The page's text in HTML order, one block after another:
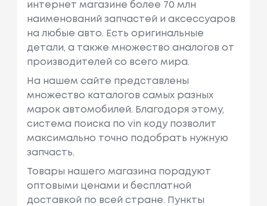
интернет магазине более 70 млн
наименований запчастей и аксессуаров
на любые авто. Есть оригинальные
детали, а также множество аналогов от
производителей со всего мира.
На нашем сайте представлены
множество каталогов самых разных
марок автомобилей. Благодоря этому,
система поиска по vin коду позволит
максимально точно подобрать нужную
запчасть.
Товары нашего магазина порадуют
оптовыми ценами и бесплатной
доставкой по всей стране. Пункты